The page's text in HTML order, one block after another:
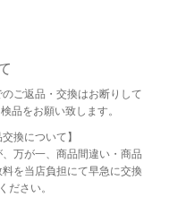
ご返品・交換はお断りして
品をお願い致します。
換について】
万が一、商品間違い・商品
を当店負担にて早急に交換
ださい。